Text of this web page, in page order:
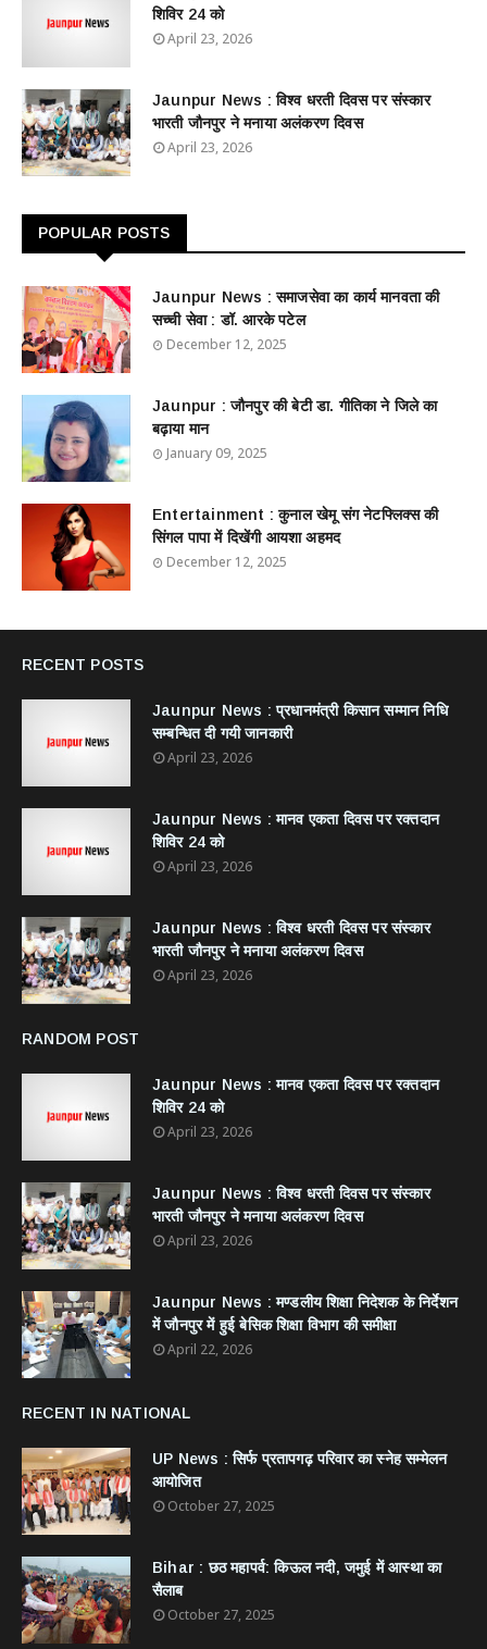
शिविर 24 को
April 23, 2026
Jaunpur News : विश्व धरती दिवस पर संस्कार
भारती जौनपुर ने मनाया अलंकरण दिवस
April 23, 2026
POPULAR POSTS
Jaunpur News : ​समाजसेवा का कार्य मानवता की
सच्ची सेवा : डॉ. आरके पटेल
December 12, 2025
Jaunpur : ​जौनपुर की बेटी डा. गीतिका ने जिले का
बढ़ाया मान
January 09, 2025
Entertainment : ​​​​कुनाल खेमू संग नेटफ्लिक्स की
सिंगल पापा में दिखेंगी आयशा अहमद
December 12, 2025
RECENT POSTS
Jaunpur News : ​प्रधानमंत्री किसान सम्मान निधि
सम्बन्धित दी गयी जानकारी
April 23, 2026
Jaunpur News : ​मानव एकता दिवस पर रक्तदान
शिविर 24 को
April 23, 2026
Jaunpur News : विश्व धरती दिवस पर संस्कार
भारती जौनपुर ने मनाया अलंकरण दिवस
April 23, 2026
RANDOM POST
Jaunpur News : ​मानव एकता दिवस पर रक्तदान
शिविर 24 को
April 23, 2026
Jaunpur News : विश्व धरती दिवस पर संस्कार
भारती जौनपुर ने मनाया अलंकरण दिवस
April 23, 2026
Jaunpur News : ​मण्डलीय शिक्षा निदेशक के निर्देशन
में जौनपुर में हुई बेसिक शिक्षा विभाग की समीक्षा
April 22, 2026
RECENT IN NATIONAL
UP News : सिर्फ प्रतापगढ़ परिवार का स्नेह सम्मेलन
आयोजित
October 27, 2025
Bihar : छठ महापर्व: किऊल नदी, जमुई में आस्था का
सैलाब
October 27, 2025